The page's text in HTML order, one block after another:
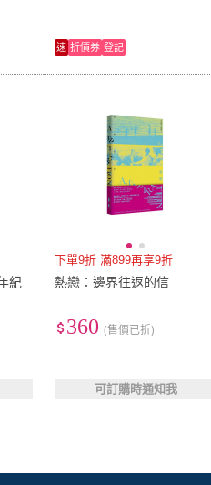
速 折價券 登記
紀
下單9折 滿899再享9折
熱戀：邊界往返的信
360 (售價已折)
可訂購時通知我